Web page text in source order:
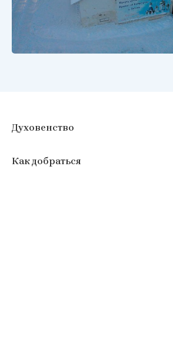
Духовенство
Как добраться